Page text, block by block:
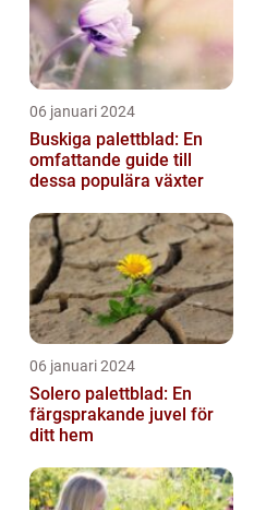
06 januari 2024
Buskiga palettblad: En
omfattande guide till
dessa populära växter
06 januari 2024
Solero palettblad: En
färgsprakande juvel för
ditt hem